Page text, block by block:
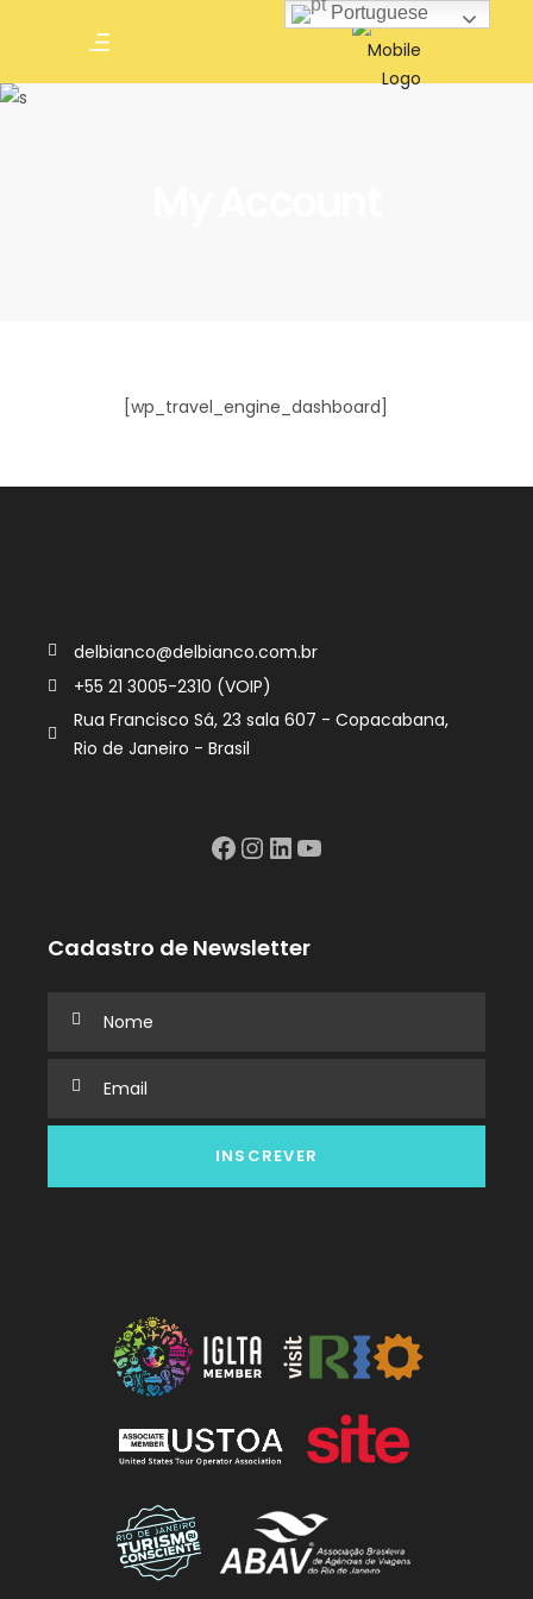
[wp_travel_engine_dashboard]
delbianco@delbianco.com.br
+55 21 3005-2310 (VOIP)
Rua Francisco Sá, 23 sala 607 - Copacabana,
Rio de Janeiro - Brasil
Facebook
Instagram
LinkedIn
YouTube
Cadastro de Newsletter
Portuguese